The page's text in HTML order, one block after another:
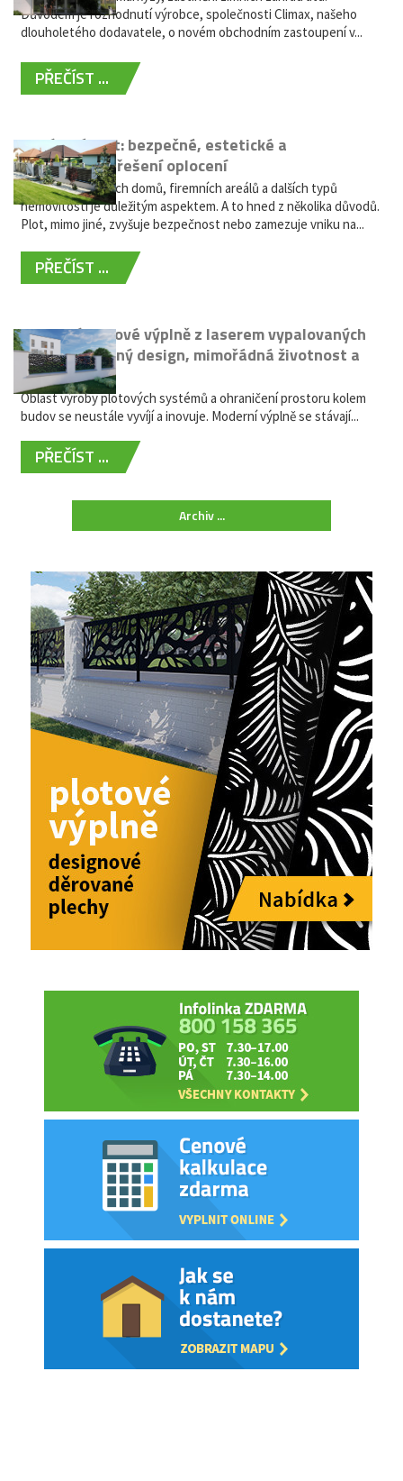
Důvodem je rozhodnutí výrobce, společnosti Climax, našeho
dlouholetého dodavatele, o novém obchodním zastoupení v...
PŘEČÍST ...
Hliníkový plot: bezpečné, estetické a
bezúdržbové řešení oplocení
Oplocení rodinných domů, firemních areálů a dalších typů
nemovitostí je důležitým aspektem. A to hned z několika důvodů.
Plot, mimo jiné, zvyšuje bezpečnost nebo zamezuje vniku na...
PŘEČÍST ...
Moderní plotové výplně z laserem vypalovaných
kovů: výjimečný design, mimořádná životnost a
žádná údržba
Oblast výroby plotových systémů a ohraničení prostoru kolem
budov se neustále vyvíjí a inovuje. Moderní výplně se stávají...
PŘEČÍST ...
Archiv ...